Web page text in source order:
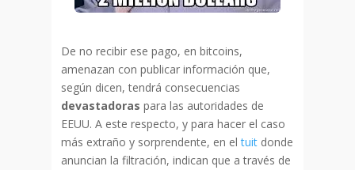
De no recibir ese pago, en bitcoins,
amenazan con publicar información que,
según dicen, tendrá consecuencias
devastadoras para las autoridades de
EEUU. A este respecto, y para hacer el caso
más extraño y sorprendente, en eltuitdonde
anuncian la filtración, indican que a través de